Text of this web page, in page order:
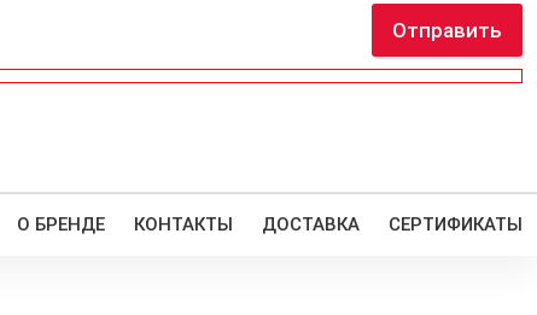
Отправить
О БРЕНДЕ КОНТАКТЫ ДОСТАВКА СЕРТИФИКАТЫ